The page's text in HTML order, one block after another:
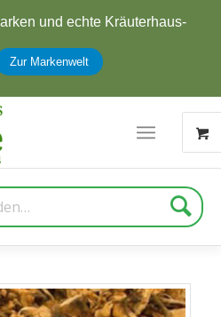
und echte Kräuterhaus-
Zur Markenwelt
Suche